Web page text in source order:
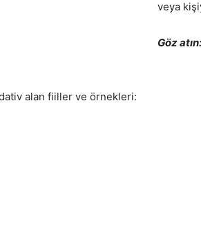
veya
Göz atın:
alan fiiller ve örnekleri: